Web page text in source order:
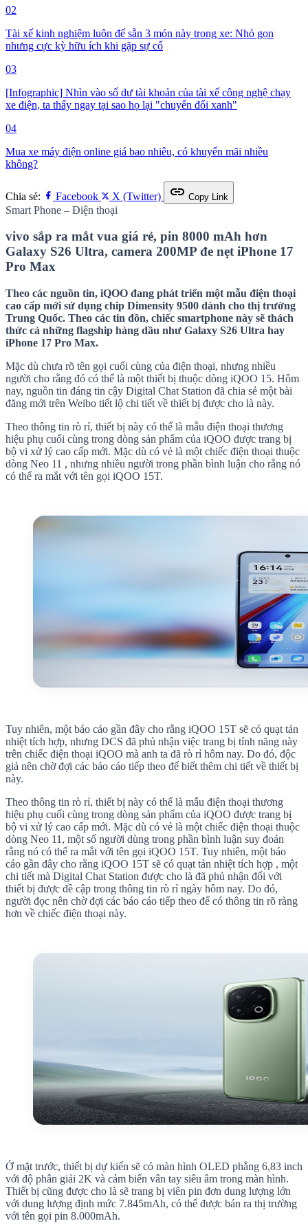
02
Tài xế kinh nghiệm luôn để sẵn 3 món này trong xe: Nhỏ gọn
nhưng cực kỳ hữu ích khi gặp sự cố
03
[Infographic] Nhìn vào số dư tài khoản của tài xế công nghệ chạy
xe điện, ta thấy ngay tại sao họ lại "chuyển đổi xanh"
04
Mua xe máy điện online giá bao nhiêu, có khuyến mãi nhiều
không?
Chia sẻ: Facebook X (Twitter) link Copy Link
Smart Phone – Điện thoại
vivo sắp ra mắt vua giá rẻ, pin 8000 mAh hơn
Galaxy S26 Ultra, camera 200MP đe nẹt iPhone 17
Pro Max
Theo các nguồn tin, iQOO đang phát triển một mẫu điện thoại
cao cấp mới sử dụng chip Dimensity 9500 dành cho thị trường
Trung Quốc. Theo các tin đồn, chiếc smartphone này sẽ thách
thức cả những flagship hàng dầu như Galaxy S26 Ultra hay
iPhone 17 Pro Max.
Mặc dù chưa rõ tên gọi cuối cùng của điện thoại, nhưng nhiều
người cho rằng đó có thể là một thiết bị thuộc dòng iQOO 15. Hôm
nay, nguồn tin đáng tin cậy Digital Chat Station đã chia sẻ một bài
đăng mới trên Weibo tiết lộ chi tiết về thiết bị được cho là này.
Theo thông tin rò rỉ, thiết bị này có thể là mẫu điện thoại thương
hiệu phụ cuối cùng trong dòng sản phẩm của iQOO được trang bị
bộ vi xử lý cao cấp mới. Mặc dù có vẻ là một chiếc điện thoại thuộc
dòng Neo 11 , nhưng nhiều người trong phần bình luận cho rằng nó
có thể ra mắt với tên gọi iQOO 15T.
Tuy nhiên, một báo cáo gần đây cho rằng iQOO 15T sẽ có quạt tản
nhiệt tích hợp, nhưng DCS đã phủ nhận việc trang bị tính năng này
trên chiếc điện thoại iQOO mà anh ta đã rò rỉ hôm nay. Do đó, độc
giả nên chờ đợi các báo cáo tiếp theo để biết thêm chi tiết về thiết bị
này.
Theo thông tin rò rỉ, thiết bị này có thể là mẫu điện thoại thương
hiệu phụ cuối cùng trong dòng sản phẩm của iQOO được trang bị
bộ vi xử lý cao cấp mới. Mặc dù có vẻ là một chiếc điện thoại thuộc
dòng Neo 11, một số người dùng trong phần bình luận suy đoán
rằng nó có thể ra mắt với tên gọi iQOO 15T. Tuy nhiên, một báo
cáo gần đây cho rằng iQOO 15T sẽ có quạt tản nhiệt tích hợp , một
chi tiết mà Digital Chat Station được cho là đã phủ nhận đối với
thiết bị được đề cập trong thông tin rò rỉ ngày hôm nay. Do đó,
người đọc nên chờ đợi các báo cáo tiếp theo để có thông tin rõ ràng
hơn về chiếc điện thoại này.
Ở mặt trước, thiết bị dự kiến ​​sẽ có màn hình OLED phẳng 6,83 inch
với độ phân giải 2K và cảm biến vân tay siêu âm trong màn hình.
Thiết bị cũng được cho là sẽ trang bị viên pin đơn dung lượng lớn
với dung lượng định mức 7.845mAh, có thể được bán ra thị trường
với tên gọi pin 8.000mAh.